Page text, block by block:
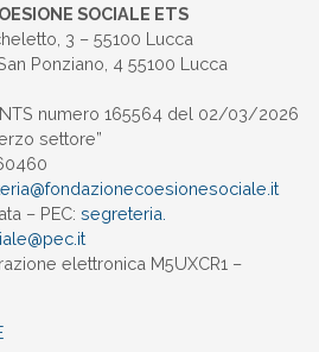
SOCIALE ETS
3 – 55100 Lucca
Ponziano, 4 55100 Lucca
numero 165564 del 02/03/2026
settore”
fondazionecoesionesociale.it
– PEC: segreteria.
it
elettronica M5UXCR1 –